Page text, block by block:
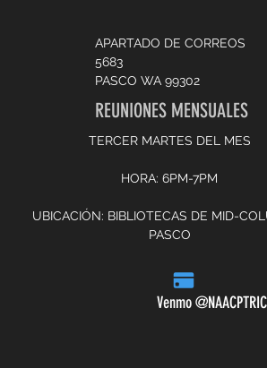
APARTADO DE CORREOS
5683
PASCO WA 99302
REUNIONES MENSUALES
TERCER MARTES DEL MES
HORA: 6PM-7PM
UBICACIÓN: BIBLIOTECAS DE MID-
PASCO
Venmo